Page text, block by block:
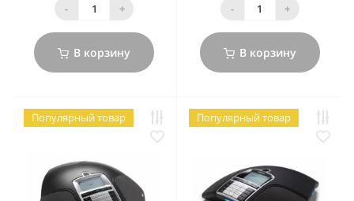
- +
В корзину
- +
В корзину
Популярный товар Популярный товар